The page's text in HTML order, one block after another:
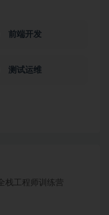
前端开发
测试运维
栈工程师训练营